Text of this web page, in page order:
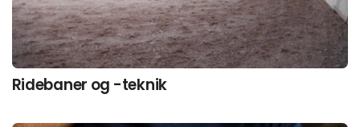
Ridebaner og -teknik